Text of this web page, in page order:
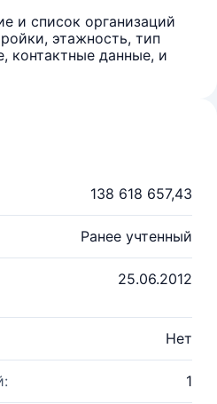
и список организаций
этажность, тип
контактные данные, и
138 618 657,43
Ранее учтенный
25.06.2012
Нет
1